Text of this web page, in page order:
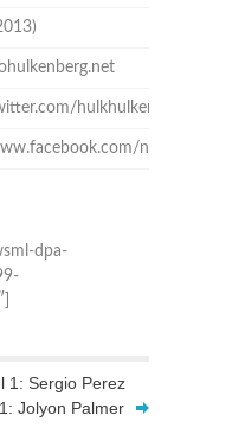
hulkhulkenberg
dpa-
1: Sergio Perez
Jolyon Palmer